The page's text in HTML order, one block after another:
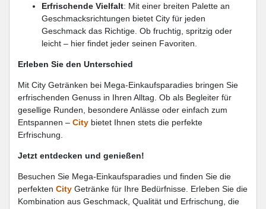
Erfrischende Vielfalt: Mit einer breiten Palette an
Geschmacksrichtungen bietet City für jeden
Geschmack das Richtige. Ob fruchtig, spritzig oder
leicht – hier findet jeder seinen Favoriten.
Erleben Sie den Unterschied
Mit City Getränken bei Mega-Einkaufsparadies bringen Sie
erfrischenden Genuss in Ihren Alltag. Ob als Begleiter für
gesellige Runden, besondere Anlässe oder einfach zum
Entspannen – City bietet Ihnen stets die perfekte
Erfrischung.
Jetzt entdecken und genießen!
Besuchen Sie Mega-Einkaufsparadies und finden Sie die
perfekten City Getränke für Ihre Bedürfnisse. Erleben Sie die
Kombination aus Geschmack, Qualität und Erfrischung, die